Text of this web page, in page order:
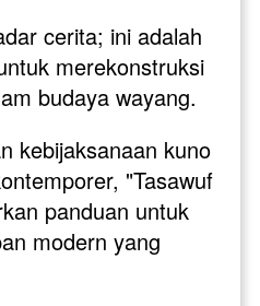
cerita; ini adalah
merekonstruksi
budaya wayang.
kebijaksanaan kuno
"Tasawuf
panduan untuk
modern yang